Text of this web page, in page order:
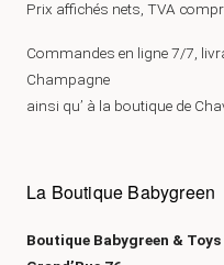
Prix affichés nets, TVA
Commandes en ligne 7/7,
Champagne
ainsi qu’ à la boutique de
La Boutique Babygreen
Boutique Babygreen & Toys